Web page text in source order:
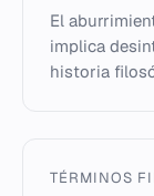
El
implica
historia
TÉRMINOS